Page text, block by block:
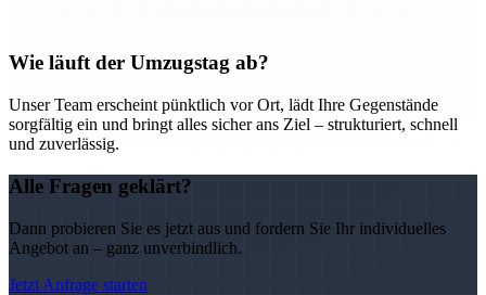
Wie läuft der Umzugstag ab?
Unser Team erscheint pünktlich vor Ort, lädt Ihre Gegenstände
sorgfältig ein und bringt alles sicher ans Ziel – strukturiert, schnell
und zuverlässig.
Alle Fragen geklärt?
Dann probieren Sie es jetzt aus und fordern Sie Ihr individuelles
Angebot an – ganz unverbindlich.
Jetzt Anfrage starten